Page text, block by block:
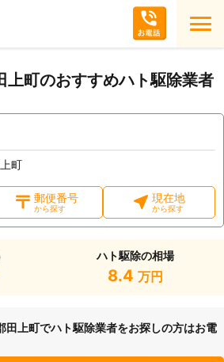
上町のおすすめハト駆除業者
町
郵便番号
から探す
現在地
から探す
ハト駆除の相場
8.4 万円
田上町でハト駆除業者をお探しの方はお電